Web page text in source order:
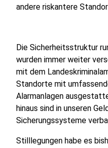
andere riskantere
Die Sicherheitsstruktur
wurden immer weiter
mit dem
Standorte mit
Alarmanlagen
hinaus sind in unseren
Sicherungssysteme
Stilllegungen habe es